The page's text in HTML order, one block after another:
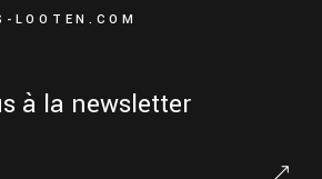
LOOTEN.COM
à la newsletter